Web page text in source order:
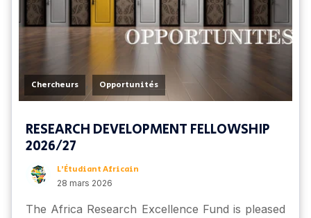
Chercheurs , Opportunités
RESEARCH DEVELOPMENT FELLOWSHIP
2026/27
L’Étudiant Africain
28 mars 2026
The Africa Research Excellence Fund is pleased